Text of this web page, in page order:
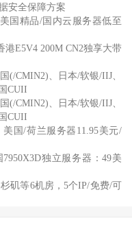
安全保障方案
国精品/国内云服务器低至
E5V4 200M CN2独享大带
(/CMIN2)、日本/软银/IIJ、
CUII
(/CMIN2)、日本/软银/IIJ、
CUII
美国/荷兰服务器11.95美元/
独立服务器：49美
矶等6机房，5个IP/免费/可